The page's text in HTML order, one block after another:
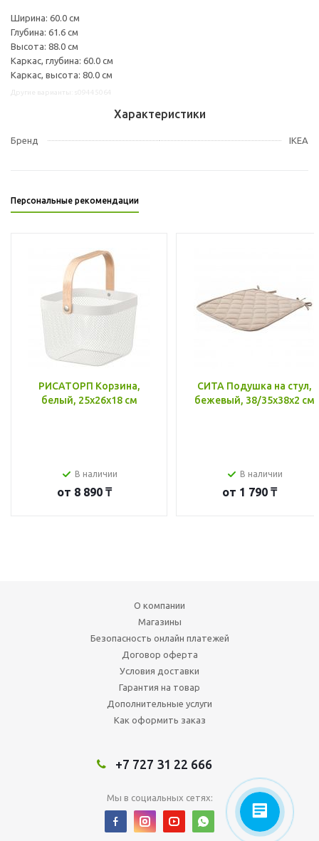
Ширина: 60.0 см
Глубина: 61.6 см
Высота: 88.0 см
Каркас, глубина: 60.0 см
Каркас, высота: 80.0 см
Характеристики
Бренд IKEA
Персональные рекомендации
РИСАТОРП Корзина,
белый, 25x26x18 см
В наличии
от 8 890 ₸
СИТА Подушка на стул,
бежевый, 38/35x38x2 см
В наличии
от 1 790 ₸
О компании
Магазины
Безопасность онлайн платежей
Договор оферта
Условия доставки
Гарантия на товар
Дополнительные услуги
Как оформить заказ
+7 727 31 22 666
Мы в социальных сетях: